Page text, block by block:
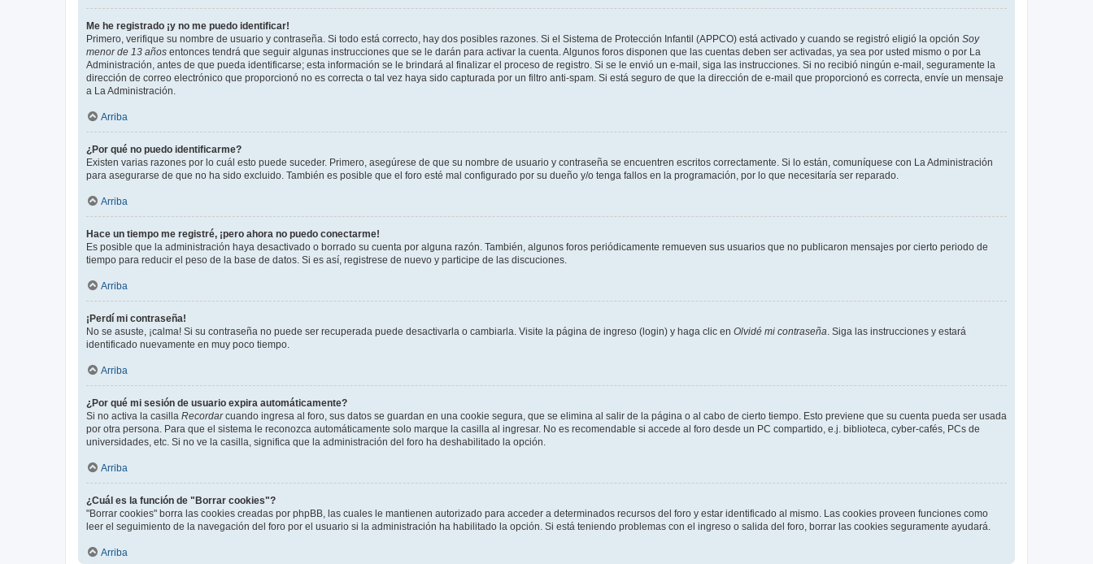
Me he registrado ¡y no me puedo identificar!
Primero, verifique su nombre de usuario y contraseña. Si todo está correcto, hay dos posibles razones. Si el Sistema de Protección Infantil (APPCO) está activado y cuando se registró eligió la opción Soy
menor de 13 años entonces tendrá que seguir algunas instrucciones que se le darán para activar la cuenta. Algunos foros disponen que las cuentas deben ser activadas, ya sea por usted mismo o por La
Administración, antes de que pueda identificarse; esta información se le brindará al finalizar el proceso de registro. Si se le envió un e-mail, siga las instrucciones. Si no recibió ningún e-mail, seguramente la
dirección de correo electrónico que proporcionó no es correcta o tal vez haya sido capturada por un filtro anti-spam. Si está seguro de que la dirección de e-mail que proporcionó es correcta, envíe un mensaje
a La Administración.
Arriba
¿Por qué no puedo identificarme?
Existen varias razones por lo cuál esto puede suceder. Primero, asegúrese de que su nombre de usuario y contraseña se encuentren escritos correctamente. Si lo están, comuníquese con La Administración
para asegurarse de que no ha sido excluido. También es posible que el foro esté mal configurado por su dueño y/o tenga fallos en la programación, por lo que necesitaría ser reparado.
Arriba
Hace un tiempo me registré, ¡pero ahora no puedo conectarme!
Es posible que la administración haya desactivado o borrado su cuenta por alguna razón. También, algunos foros periódicamente remueven sus usuarios que no publicaron mensajes por cierto periodo de
tiempo para reducir el peso de la base de datos. Si es así, registrese de nuevo y participe de las discuciones.
Arriba
¡Perdí mi contraseña!
No se asuste, ¡calma! Si su contraseña no puede ser recuperada puede desactivarla o cambiarla. Visite la página de ingreso (login) y haga clic en Olvidé mi contraseña . Siga las instrucciones y estará
identificado nuevamente en muy poco tiempo.
Arriba
¿Por qué mi sesión de usuario expira automáticamente?
Si no activa la casilla Recordarcuando ingresa al foro, sus datos se guardan en una cookie segura, que se elimina al salir de la página o al cabo de cierto tiempo. Esto previene que su cuenta pueda ser usada
por otra persona. Para que el sistema le reconozca automáticamente solo marque la casilla al ingresar. No es recomendable si accede al foro desde un PC compartido, e.j. biblioteca, cyber-cafés, PCs de
universidades, etc. Si no ve la casilla, significa que la administración del foro ha deshabilitado la opción.
Arriba
¿Cuál es la función de "Borrar cookies"?
"Borrar cookies" borra las cookies creadas por phpBB, las cuales le mantienen autorizado para acceder a determinados recursos del foro y estar identificado al mismo. Las cookies proveen funciones como
leer el seguimiento de la navegación del foro por el usuario si la administración ha habilitado la opción. Si está teniendo problemas con el ingreso o salida del foro, borrar las cookies seguramente ayudará.
Arriba